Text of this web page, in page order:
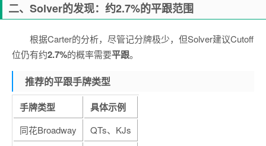
二、Solver的发现：约2.7%的平跟范围
根据Carter的分析，尽管记分牌极少，但Solver建议Cutoff
位仍有约2.7%的概率需要平跟。
推荐的平跟手牌类型
手牌类型 具体示例
同花Broadway
QTs、KJs